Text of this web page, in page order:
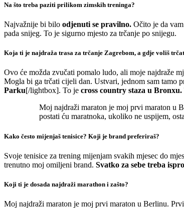
Na što treba paziti prilikom zimskih treninga?
Najvažnije bi bilo odjenuti se pravilno. Očito je da
pada snijeg. To je sigurno mjesto za trčanje po snijegu.
Koja ti je najdraža trasa za trčanje Zagrebom, a gdje voliš
Ovo će možda zvučati pomalo ludo, ali moje najdraže
Mogla bi ga trčati cijeli dan. Ustvari, jednom sam
Parku[/lightbox]. To je cross country staza u Bronxu.
Moj najdraži maraton je moj prvi maraton u
postati ću maratnoka, ukoliko ne uspijem,
Kako često mijenjaš tenisice? Koji je brand preferiraš?
Svoje tenisice za trening mijenjam svakih mjesec do
trenutno moj omiljeni brand. Svatko za sebe treba
Koji ti je dosada najdraži marathon i zašto?
Moj najdraži maraton je moj prvi maraton u Berlinu.